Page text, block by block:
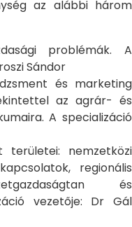
az alábbi három
problémák. A
Sándor
és marketing
az agrár- és
A specializáció
területei: nemzetközi
regionális
és
vezetője: Dr Gál